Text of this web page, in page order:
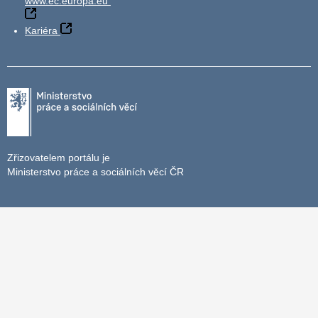
Kariéra
Zřizovatelem portálu je
Ministerstvo práce a sociálních věcí ČR